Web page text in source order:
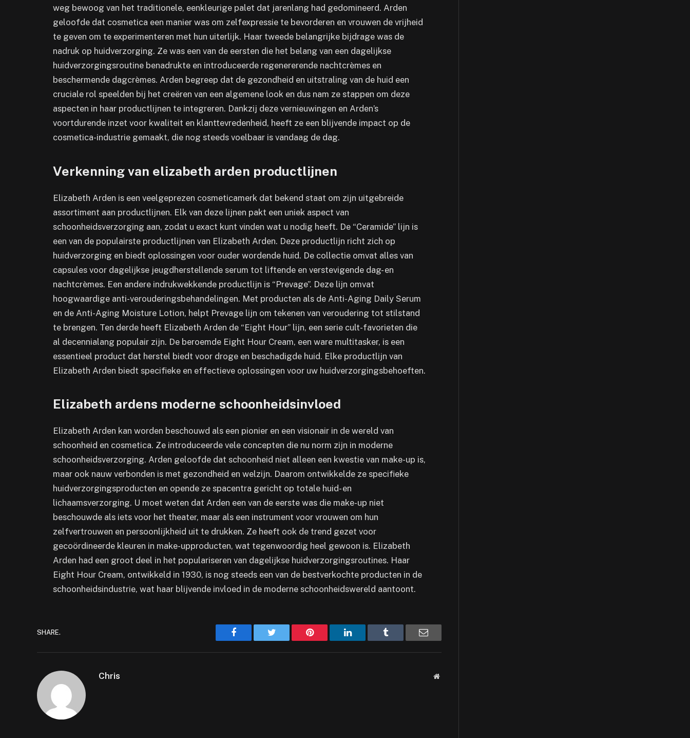
weg bewoog van het traditionele, eenkleurige palet dat jarenlang had gedomineerd. Arden
geloofde dat cosmetica een manier was om zelfexpressie te bevorderen en vrouwen de vrijheid
te geven om te experimenteren met hun uiterlijk. Haar tweede belangrijke bijdrage was de
nadruk op huidverzorging. Ze was een van de eersten die het belang van een dagelijkse
huidverzorgingsroutine benadrukte en introduceerde regenererende nachtcrèmes en
beschermende dagcrèmes. Arden begreep dat de gezondheid en uitstraling van de huid een
cruciale rol speelden bij het creëren van een algemene look en dus nam ze stappen om deze
aspecten in haar productlijnen te integreren. Dankzij deze vernieuwingen en Arden’s
voortdurende inzet voor kwaliteit en klanttevredenheid, heeft ze een blijvende impact op de
cosmetica-industrie gemaakt, die nog steeds voelbaar is vandaag de dag.
Verkenning van elizabeth arden productlijnen
Elizabeth Arden is een veelgeprezen cosmeticamerk dat bekend staat om zijn uitgebreide
assortiment aan productlijnen. Elk van deze lijnen pakt een uniek aspect van
schoonheidsverzorging aan, zodat u exact kunt vinden wat u nodig heeft. De “Ceramide” lijn is
een van de populairste productlijnen van Elizabeth Arden. Deze productlijn richt zich op
huidverzorging en biedt oplossingen voor ouder wordende huid. De collectie omvat alles van
capsules voor dagelijkse jeugdherstellende serum tot liftende en verstevigende dag- en
nachtcrèmes. Een andere indrukwekkende productlijn is “Prevage”. Deze lijn omvat
hoogwaardige anti-verouderingsbehandelingen. Met producten als de Anti-Aging Daily Serum
en de Anti-Aging Moisture Lotion, helpt Prevage lijn om tekenen van veroudering tot stilstand
te brengen. Ten derde heeft Elizabeth Arden de “Eight Hour” lijn, een serie cult-favorieten die
al decennialang populair zijn. De beroemde Eight Hour Cream, een ware multitasker, is een
essentieel product dat herstel biedt voor droge en beschadigde huid. Elke productlijn van
Elizabeth Arden biedt specifieke en effectieve oplossingen voor uw huidverzorgingsbehoeften.
Elizabeth ardens moderne schoonheidsinvloed
Elizabeth Arden kan worden beschouwd als een pionier en een visionair in de wereld van
schoonheid en cosmetica. Ze introduceerde vele concepten die nu norm zijn in moderne
schoonheidsverzorging. Arden geloofde dat schoonheid niet alleen een kwestie van make-up is,
maar ook nauw verbonden is met gezondheid en welzijn. Daarom ontwikkelde ze specifieke
huidverzorgingsproducten en opende ze spacentra gericht op totale huid- en
lichaamsverzorging. U moet weten dat Arden een van de eerste was die make-up niet
beschouwde als iets voor het theater, maar als een instrument voor vrouwen om hun
zelfvertrouwen en persoonlijkheid uit te drukken. Ze heeft ook de trend gezet voor
gecoördineerde kleuren in make-upproducten, wat tegenwoordig heel gewoon is. Elizabeth
Arden had een groot deel in het populariseren van dagelijkse huidverzorgingsroutines. Haar
Eight Hour Cream, ontwikkeld in 1930, is nog steeds een van de bestverkochte producten in de
schoonheidsindustrie, wat haar blijvende invloed in de moderne schoonheidswereld aantoont.
SHARE. Facebook Twitter Pinterest LinkedIn Tumblr Email
Chris Website